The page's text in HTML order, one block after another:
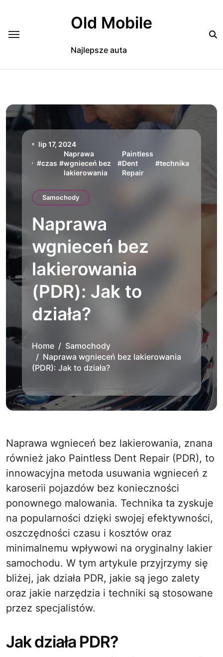
Old Mobile
Najlepsze auta
lip 17, 2024
#czas #
Naprawa
wgnieceń bez
lakierowania
#
Paintless
Dent
Repair
#technika
Samochody
Naprawa
wgnieceń bez
lakierowania
(PDR): Jak to
działa?
Home
Samochody
Naprawa wgnieceń bez lakierowania
(PDR): Jak to działa?
Naprawa wgnieceń bez lakierowania, znana
również jako Paintless Dent Repair (PDR), to
innowacyjna metoda usuwania wgnieceń z
karoserii pojazdów bez konieczności
ponownego malowania. Technika ta zyskuje
na popularności dzięki swojej efektywności,
oszczędności czasu i kosztów oraz
minimalnemu wpływowi na oryginalny lakier
samochodu. W tym artykule przyjrzymy się
bliżej, jak działa PDR, jakie są jego zalety
oraz jakie narzędzia i techniki są stosowane
przez specjalistów.
Jak działa PDR?